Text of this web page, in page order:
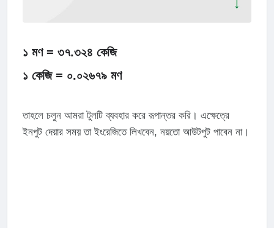
১ মণ = ৩৭.৩২৪ কেজি
১ কেজি = ০.০২৬৭৯ মণ
তাহলে চলুন আমরা টুলটি ব্যবহার করে রূপান্তর করি। এক্ষেত্রে
ইনপুট দেয়ার সময় তা ইংরেজিতে লিখবেন, নয়তো আউটপুট পাবেন না।